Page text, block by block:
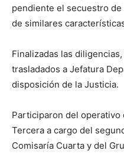
pendiente el secuestro de
de similares
Finalizadas las
trasladados a Jefatura
disposición de la Justicia.
Participaron del operativo
Tercera a cargo del
Comisaría Cuarta y del